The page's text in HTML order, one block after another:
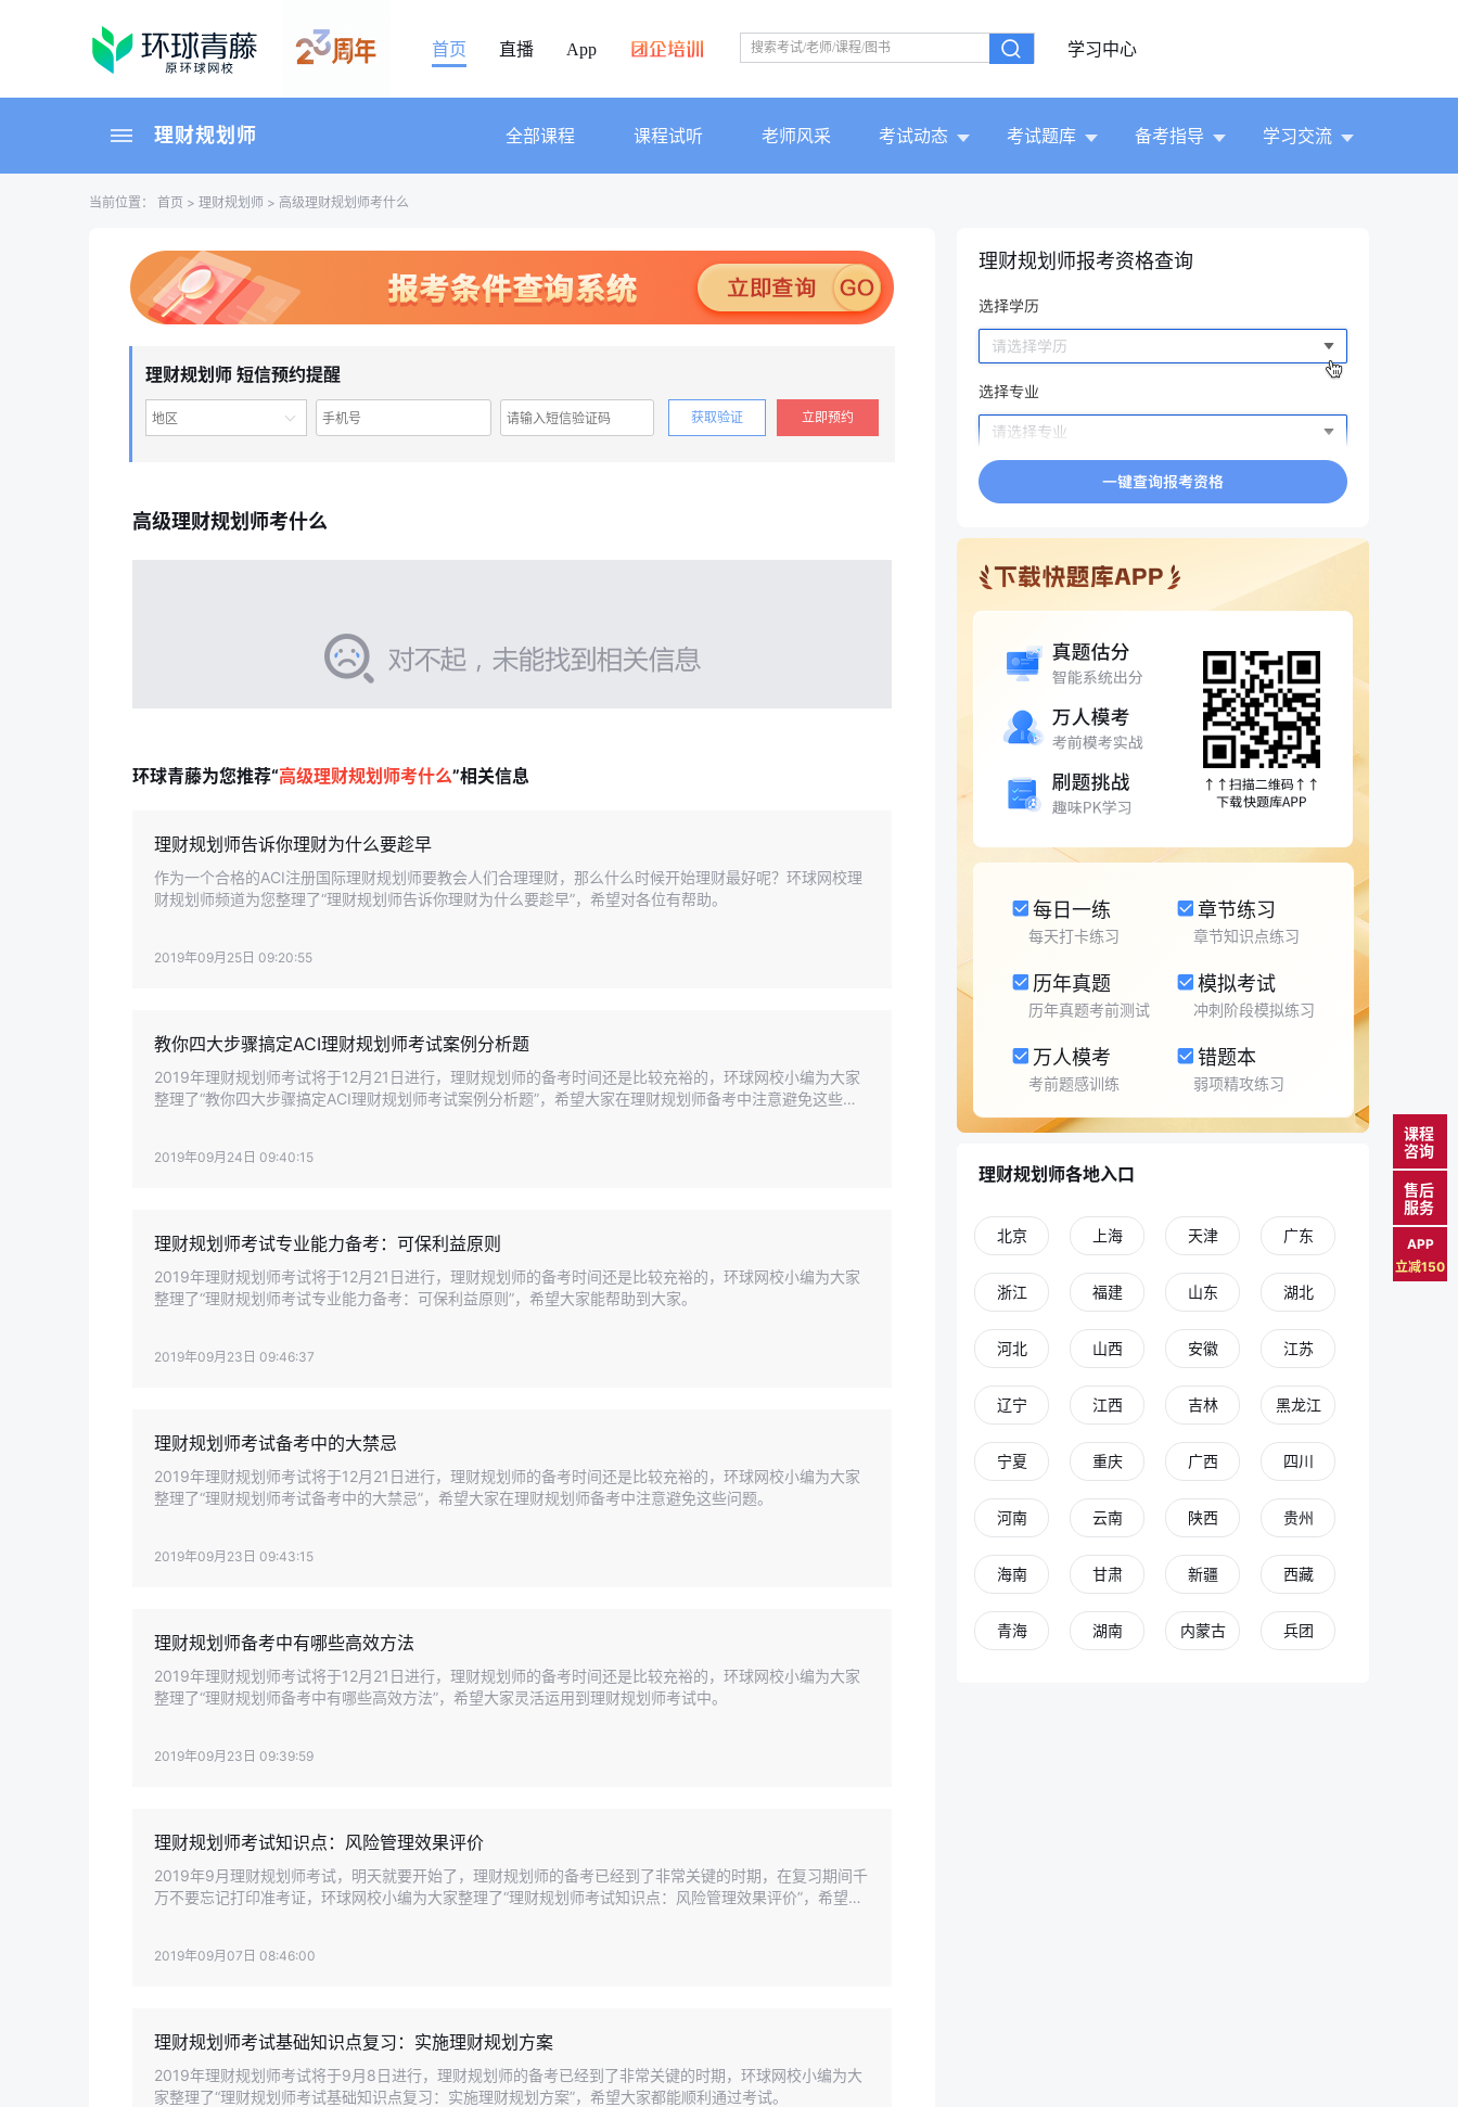
首页 直播 App 学习中心
理财规划师 全部课程 课程试听 老师风采 考试动态 考试题库 备考指导 学习交流
当前位置： 首页 > 理财规划师 > 高级理财规划师考什么
理财规划师 短信预约提醒
地区 获取验证 立即预约
高级理财规划师考什么
环球青藤为您推荐“高级理财规划师考什么”相关信息
理财规划师告诉你理财为什么要趁早
作为一个合格的ACI注册国际理财规划师要教会人们合理理财，那么什么时候开始理财最好呢？环球网校理
财规划师频道为您整理了“理财规划师告诉你理财为什么要趁早”，希望对各位有帮助。
2019年09月25日 09:20:55
教你四大步骤搞定ACI理财规划师考试案例分析题
2019年理财规划师考试将于12月21日进行，理财规划师的备考时间还是比较充裕的，环球网校小编为大家
整理了“教你四大步骤搞定ACI理财规划师考试案例分析题”，希望大家在理财规划师备考中注意避免这些问
2019年09月24日 09:40:15
理财规划师考试专业能力备考：可保利益原则
2019年理财规划师考试将于12月21日进行，理财规划师的备考时间还是比较充裕的，环球网校小编为大家
整理了“理财规划师考试专业能力备考：可保利益原则”，希望大家能帮助到大家。
2019年09月23日 09:46:37
理财规划师考试备考中的大禁忌
2019年理财规划师考试将于12月21日进行，理财规划师的备考时间还是比较充裕的，环球网校小编为大家
整理了“理财规划师考试备考中的大禁忌”，希望大家在理财规划师备考中注意避免这些问题。
2019年09月23日 09:43:15
理财规划师备考中有哪些高效方法
2019年理财规划师考试将于12月21日进行，理财规划师的备考时间还是比较充裕的，环球网校小编为大家
整理了“理财规划师备考中有哪些高效方法”，希望大家灵活运用到理财规划师考试中。
2019年09月23日 09:39:59
理财规划师考试知识点：风险管理效果评价
2019年9月理财规划师考试，明天就要开始了，理财规划师的备考已经到了非常关键的时期，在复习期间千
万不要忘记打印准考证，环球网校小编为大家整理了“理财规划师考试知识点：风险管理效果评价”，希望大
2019年09月07日 08:46:00
理财规划师考试基础知识点复习：实施理财规划方案
2019年理财规划师考试将于9月8日进行，理财规划师的备考已经到了非常关键的时期，环球网校小编为大
家整理了“理财规划师考试基础知识点复习：实施理财规划方案”，希望大家都能顺利通过考试。
理财规划师报考资格查询
每日一练
每天打卡练习
章节练习
章节知识点练习
历年真题
历年真题考前测试
模拟考试
冲刺阶段模拟练习
万人模考
考前题感训练
错题本
弱项精攻练习
理财规划师各地入口
北京 上海 天津 广东
浙江 福建 山东 湖北
河北 山西 安徽 江苏
辽宁 江西 吉林 黑龙江
宁夏 重庆 广西 四川
河南 云南 陕西 贵州
海南 甘肃 新疆 西藏
青海 湖南 内蒙古 兵团
课程
咨询
售后
服务
APP
立减150